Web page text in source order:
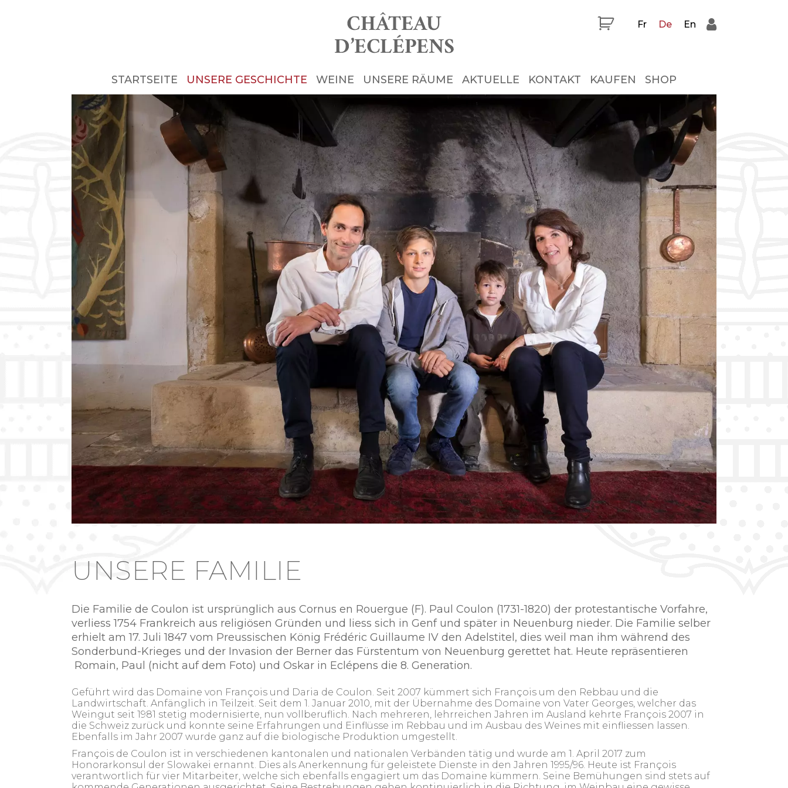
Fr De En
STARTSEITE UNSERE GESCHICHTE WEINE UNSERE RÄUME AKTUELLE KONTAKT KAUFEN SHOP
UNSERE FAMILIE
Die Familie de Coulon ist ursprünglich aus Cornus en Rouergue (F). Paul Coulon (1731-1820) der protestantische Vorfahre,
verliess 1754 Frankreich aus religiösen Gründen und liess sich in Genf und später in Neuenburg nieder. Die Familie selber
erhielt am 17. Juli 1847 vom Preussischen König Frédéric Guillaume IV den Adelstitel, dies weil man ihm während des
Sonderbund-Krieges und der Invasion der Berner das Fürstentum von Neuenburg gerettet hat. Heute repräsentieren
Romain, Paul (nicht auf dem Foto) und Oskar in Eclépens die 8. Generation.
Geführt wird das Domaine von François und Daria de Coulon. Seit 2007 kümmert sich François um den Rebbau und die
Landwirtschaft. Anfänglich in Teilzeit. Seit dem 1. Januar 2010, mit der Übernahme des Domaine von Vater Georges, welcher das
Weingut seit 1981 stetig modernisierte, nun vollberuflich. Nach mehreren, lehrreichen Jahren im Ausland kehrte François 2007 in
die Schweiz zurück und konnte seine Erfahrungen und Einflüsse im Rebbau und im Ausbau des Weines mit einfliessen lassen.
Ebenfalls im Jahr 2007 wurde ganz auf die biologische Produktion umgestellt.
François de Coulon ist in verschiedenen kantonalen und nationalen Verbänden tätig und wurde am 1. April 2017 zum
Honorarkonsul der Slowakei ernannt. Dies als Anerkennung für geleistete Dienste in den Jahren 1995/96. Heute ist François
verantwortlich für vier Mitarbeiter, welche sich ebenfalls engagiert um das Domaine kümmern. Seine Bemühungen sind stets auf